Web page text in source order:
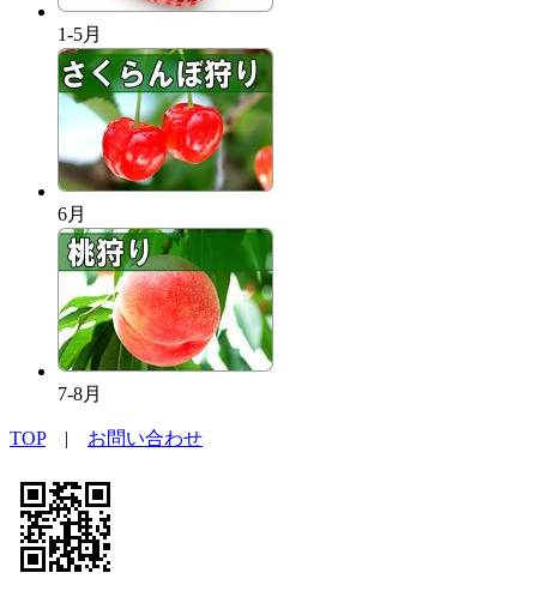
1-5月
6月
7-8月
TOP| お問い合わせ